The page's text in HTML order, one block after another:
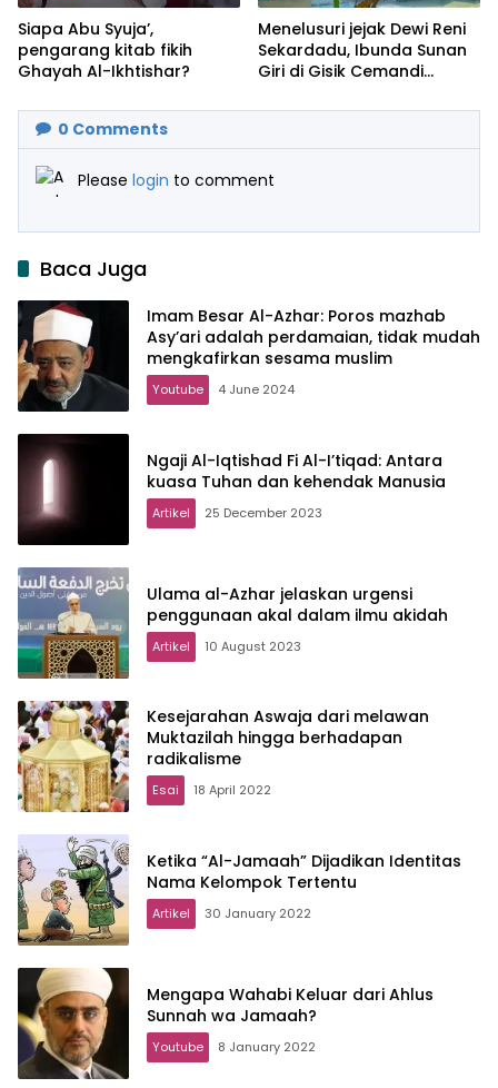
Siapa Abu Syuja’,
pengarang kitab fikih
Ghayah Al-Ikhtishar?
Menelusuri jejak Dewi Reni
Sekardadu, Ibunda Sunan
Giri di Gisik Cemandi
0 Comments
Please login to comment
Baca Juga
Imam Besar Al-Azhar: Poros mazhab
Asy’ari adalah perdamaian, tidak mudah
mengkafirkan sesama muslim
Youtube 4 June 2024
Ngaji Al-Iqtishad Fi Al-I’tiqad: Antara
kuasa Tuhan dan kehendak Manusia
Artikel 25 December 2023
Ulama al-Azhar jelaskan urgensi
penggunaan akal dalam ilmu akidah
Artikel 10 August 2023
Kesejarahan Aswaja dari melawan
Muktazilah hingga berhadapan
radikalisme
Esai 18 April 2022
Ketika “Al-Jamaah” Dijadikan Identitas
Nama Kelompok Tertentu
Artikel 30 January 2022
Mengapa Wahabi Keluar dari Ahlus
Sunnah wa Jamaah?
Youtube 8 January 2022